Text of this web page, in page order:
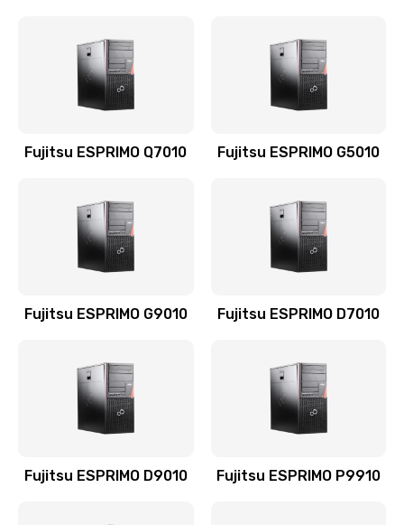
Fujitsu ESPRIMO Q7010 Fujitsu ESPRIMO G5010
Fujitsu ESPRIMO G9010 Fujitsu ESPRIMO D7010
Fujitsu ESPRIMO D9010 Fujitsu ESPRIMO P9910